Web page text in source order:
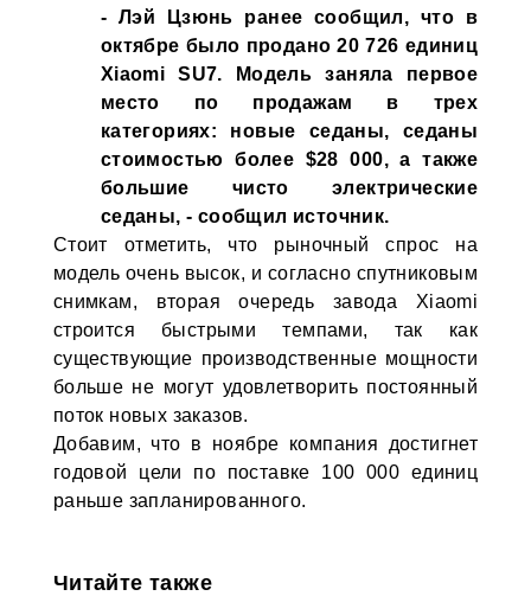
- Лэй Цзюнь ранее сообщил, что в
октябре было продано 20 726 единиц
Xiaomi SU7. Модель заняла первое
место по продажам в трех
категориях: новые седаны, седаны
стоимостью более $28 000, а также
большие чисто электрические
седаны, - сообщил источник.
Стоит отметить, что рыночный спрос на
модель очень высок, и согласно спутниковым
снимкам, вторая очередь завода Xiaomi
строится быстрыми темпами, так как
существующие производственные мощности
больше не могут удовлетворить постоянный
поток новых заказов.
Добавим, что в ноябре компания достигнет
годовой цели по поставке 100 000 единиц
раньше запланированного.
Читайте также